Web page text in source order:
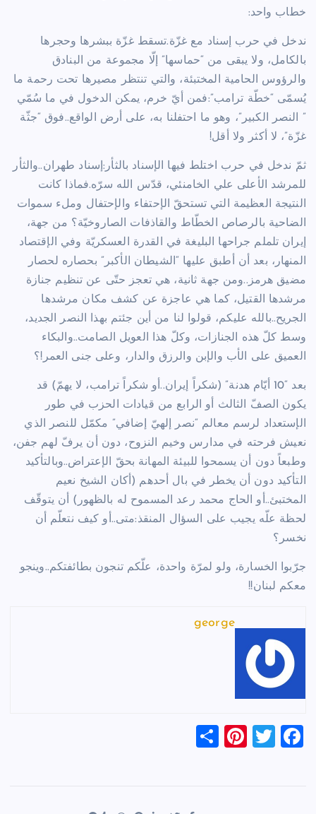
خطاب واحد:
ندخل في حرب إسناد مع غزّة.تسقط غزّة ببشرها وحجرها
بالكامل، ولا يبقى من “حماسها” إلّا مجموعة من البنادق
والرؤوس الحامية المختبئة، والتي تنتظر مصيرها تحت رحمة ما
يُسمّى “خطّة ترامب”:فمن أيّ خرم، يمكن الدخول في ما سُمّي
” النصر الكبير”، وهو ما احتفلنا به، على أرض الواقع..فوق “جثّة
غزّة”، لا أكثر ولا أقل!
ثمّ ندخل في حرب اختلط فيها الإسناد بالثأر:إسناد طهران..والثأر
للمرشد الأعلى علي الخامنئي، قدّس الله سرّه.فماذا كانت
النتيجة العظيمة التي تستحقّ الإحتفاء والإحتفال وملء سموات
الضاحية بالرصاص الخطّاط والقاذفات الصاروخيّة؟ من جهة،
إيران تلملم جراحها البليغة في القدرة العسكريّة وفي الإقتصاد
المنهار، بعد أن أطبق عليها “الشيطان الأكبر” بحصاره لحصار
مضيق هرمز..ومن جهة ثانية، هي تعجز حتّى عن تنظيم جنازة
مرشدها القتيل، كما هي عاجزة عن كشف مكان مرشدها
الجريح..بالله عليكم، قولوا لنا من أين جئتم بهذا النصر الجديد،
وسط كلّ هذه الجنازات، وكلّ هذا العويل الصامت..والبكاء
العميق على الأب والإبن والرزق والدار، وعلى جنى العمر!؟
بعد “10 أيّام هدنة” (شكراً إيران..أو شكراً ترامب، لا يهمّ) قد
يكون الصفّ الثالث أو الرابع من قيادات الحزب في طور
الإستعداد لرسم معالم “نصر إلهيّ إضافي” مكمّل للنصر الذي
نعيش فرحته في مدارس وخيم النزوح، دون أن يرفّ لهم جفن،
وطبعاً دون أن يسمحوا للبيئة المهانة بحقّ الإعتراض..وبالتأكيد
التأكيد دون أن يخطر في بال أحدهم (أكان الشيخ نعيم
المختبئ..أو الحاج محمد رعد المسموح له بالظهور) أن يتوقّف
لحظة علّه يجيب على السؤال المنقذ:متى..أو كيف نتعلّم أن
نخسر؟
جرّبوا الخسارة، ولو لمرّة واحدة، علّكم تنجون بطائفتكم..وينجو
معكم لبنان!!
george
F
T
Pi